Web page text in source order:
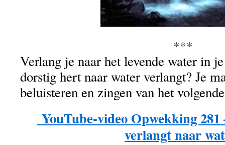
***
Verlang je naar het levende water in
dorstig hert naar water verlangt? Je
beluisteren en zingen van het
YouTube-video Opwekking
verlangt naar